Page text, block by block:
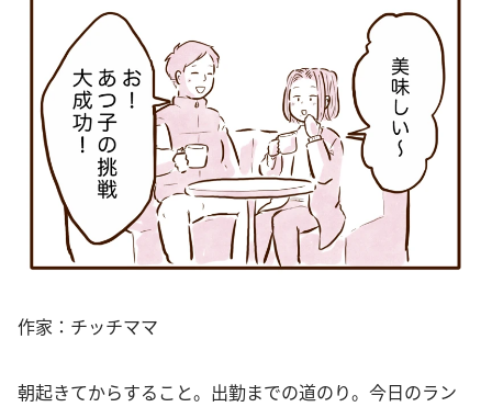
作家：チッチママ
朝起きてからすること。出勤までの道のり。今日のラン